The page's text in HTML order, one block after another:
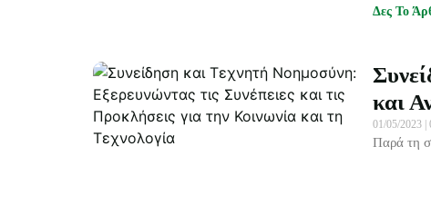
Δες Το
και
01/05/2023
Παρά τη